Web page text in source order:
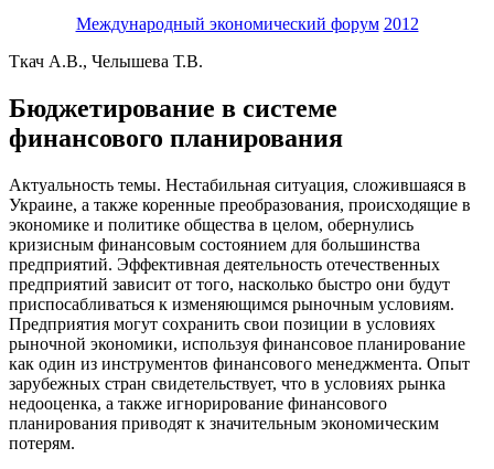
Международный экономический форум 2012
Ткач А.В., Челышева Т.В.
Бюджетирование в системе
финансового планирования
Актуальность темы. Нестабильная ситуация, сложившаяся в
Украине, а также коренные преобразования, происходящие в
экономике и политике общества в целом, обернулись
кризисным финансовым состоянием для большинства
предприятий. Эффективная деятельность отечественных
предприятий зависит от того, насколько быстро они будут
приспосабливаться к изменяющимся рыночным условиям.
Предприятия могут сохранить свои позиции в условиях
рыночной экономики, используя финансовое планирование
как один из инструментов финансового менеджмента. Опыт
зарубежных стран свидетельствует, что в условиях рынка
недооценка, а также игнорирование финансового
планирования приводят к значительным экономическим
потерям.